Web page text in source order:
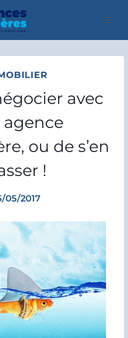
avec
agence
ou de s’en
!
05/2017